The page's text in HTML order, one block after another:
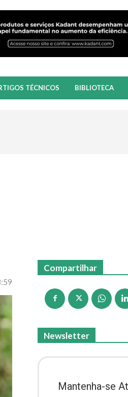
TÉCNICOS BIBLIOTECA
Compartilhar
Newsletter
Mantenha-se